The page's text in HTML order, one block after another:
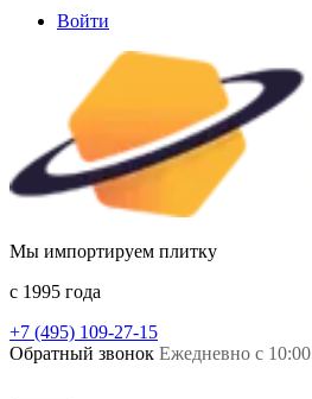
Войти
Мы импортируем плитку
c 1995 года
+7 (495) 109-27-15
Обратный звонок Ежедневно с